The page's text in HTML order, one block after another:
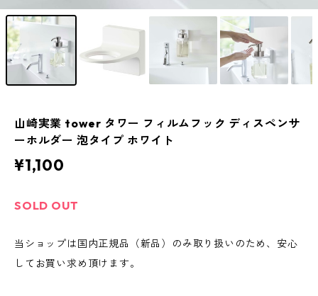
山崎実業 tower タワー フィルムフック ディスペンサ
ーホルダー 泡タイプ ホワイト
¥1,100
SOLD OUT
当ショップは国内正規品（新品）のみ取り扱いのため、安心
してお買い求め頂けます。